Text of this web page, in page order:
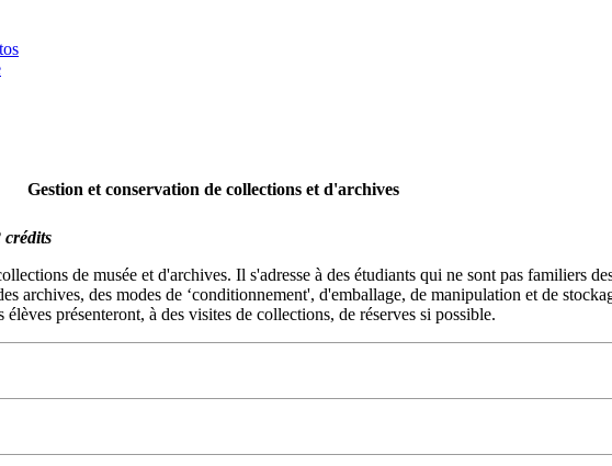
Gestion et conservation de collections et d'archives
crédits
de musée et d'archives. Il s'adresse à des étudiants qui ne sont pas familiers
archives, des modes de ‘conditionnement', d'emballage, de manipulation et de
présenteront, à des visites de collections, de réserves si possible.